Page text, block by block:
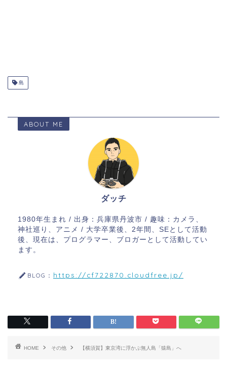
島
ABOUT ME
ダッチ
1980年生まれ / 出身：兵庫県丹波市 / 趣味：カメラ、
神社巡り、アニメ / 大学卒業後、2年間、SEとして活動
後、現在は、プログラマー、ブロガーとして活動してい
ます。
BLOG： https://cf722870.cloudfree.jp/
HOME その他 【横須賀】東京湾に浮かぶ無人島「猿島」へ